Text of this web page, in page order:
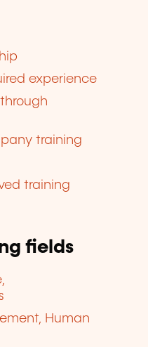
experience
training
training
fields
Human